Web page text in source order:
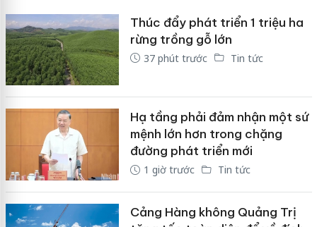
Thúc đẩy phát triển 1 triệu ha
rừng trồng gỗ lớn
37 phút trước Tin tức
Hạ tầng phải đảm nhận một sứ
mệnh lớn hơn trong chặng
đường phát triển mới
1 giờ trước Tin tức
Cảng Hàng không Quảng Trị